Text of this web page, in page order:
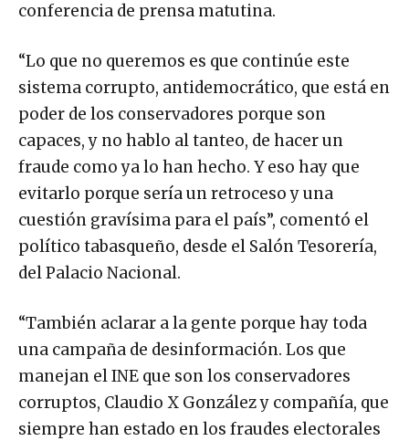
conferencia de prensa matutina.
“Lo que no queremos es que continúe este
sistema corrupto, antidemocrático, que está en
poder de los conservadores porque son
capaces, y no hablo al tanteo, de hacer un
fraude como ya lo han hecho. Y eso hay que
evitarlo porque sería un retroceso y una
cuestión gravísima para el país”, comentó el
político tabasqueño, desde el Salón Tesorería,
del Palacio Nacional.
“También aclarar a la gente porque hay toda
una campaña de desinformación. Los que
manejan el INE que son los conservadores
corruptos, Claudio X González y compañía, que
siempre han estado en los fraudes electorales